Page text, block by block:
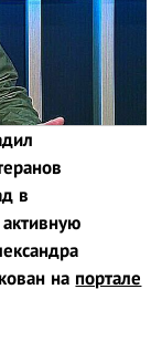
в
на портале